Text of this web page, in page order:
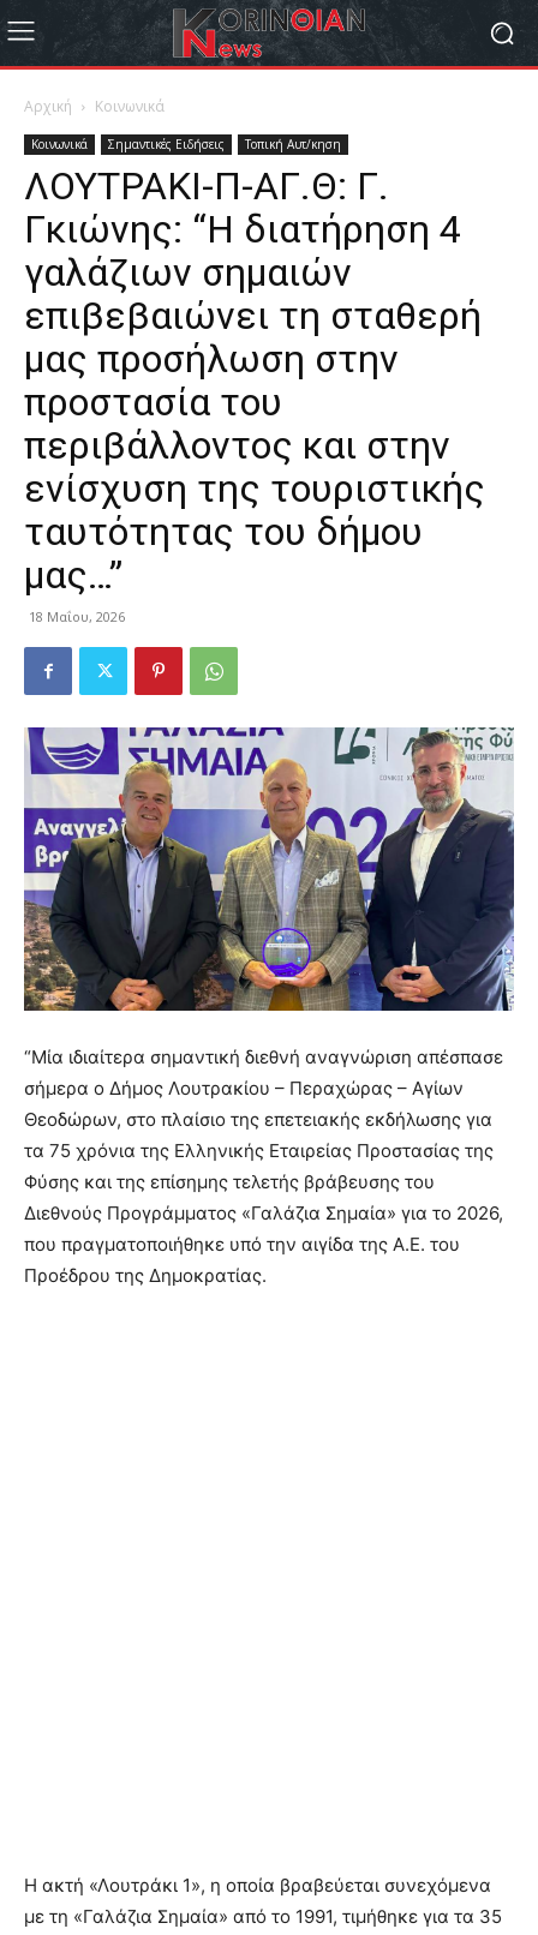
Αρχική Κοινωνικά
Κοινωνικά Σημαντικές Ειδήσεις Τοπική Αυτ/κηση
ΛΟΥΤΡΑΚΙ-Π-ΑΓ.Θ: Γ.
Γκιώνης: “Η διατήρηση 4
γαλάζιων σημαιών
επιβεβαιώνει τη σταθερή
μας προσήλωση στην
προστασία του
περιβάλλοντος και στην
ενίσχυση της τουριστικής
ταυτότητας του δήμου
μας…”
18 Μαΐου, 2026
“Μία ιδιαίτερα σημαντική διεθνή αναγνώριση απέσπασε
σήμερα ο Δήμος Λουτρακίου – Περαχώρας – Αγίων
Θεοδώρων, στο πλαίσιο της επετειακής εκδήλωσης για
τα 75 χρόνια της Ελληνικής Εταιρείας Προστασίας της
Φύσης και της επίσημης τελετής βράβευσης του
Διεθνούς Προγράμματος «Γαλάζια Σημαία» για το 2026,
που πραγματοποιήθηκε υπό την αιγίδα της Α.Ε. του
Προέδρου της Δημοκρατίας.
Η ακτή «Λουτράκι 1», η οποία βραβεύεται συνεχόμενα
με τη «Γαλάζια Σημαία» από το 1991, τιμήθηκε για τα 35